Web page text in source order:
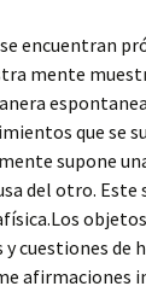
encuentran
mente
que se
supone
del otro.
y cuestiones de
afirmaciones